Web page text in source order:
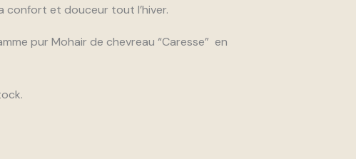
confort et douceur tout l’hiver.
pur Mohair de chevreau “Caresse” en